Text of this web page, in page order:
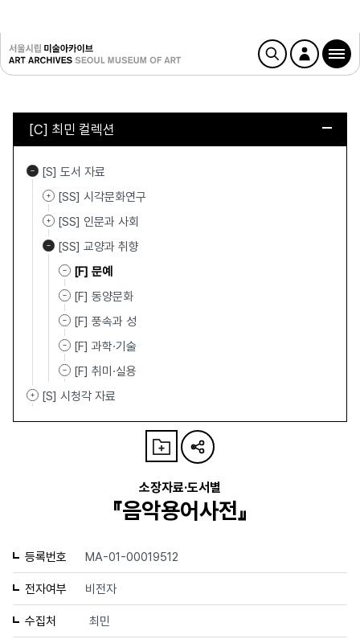
[C] 최민 컬렉션
[S] 도서 자료
[SS] 시각문화연구
[SS] 인문과 사회
[SS] 교양과 취향
[F] 문예
[F] 동양문화
[F] 풍속과 성
[F] 과학·기술
[F] 취미·실용
[S] 시청각 자료
소장자료·도서별
『음악용어사전』
등록번호 MA-01-00019512
전자여부 비전자
수집처 최민